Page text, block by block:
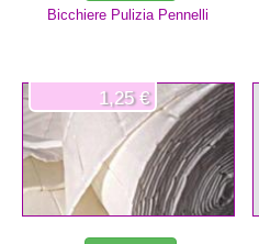
Bicchiere Pulizia Pennelli
1,25 €